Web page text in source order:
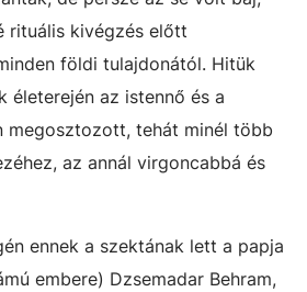
rituális kivégzés előtt
földi tulajdonától. Hitük
életerején az istennő és a
megosztozott, tehát minél több
az annál virgoncabbá és
ennek a szektának lett a papja
embere) Dzsemadar Behram,